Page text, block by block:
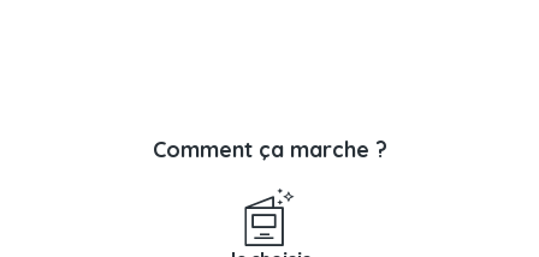
Comment ça marche ?